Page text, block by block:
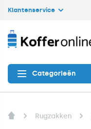
Klantenservice
Categorieën
Rugzakken